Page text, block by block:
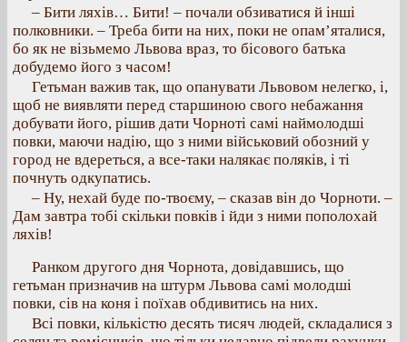
– Бити ляхів… Бити! – почали обзиватися й інші
полковники. – Треба бити на них, поки не опам’яталися,
бо як не візьмемо Львова враз, то бісового батька
добудемо його з часом!
Гетьман важив так, що опанувати Львовом нелегко, і,
щоб не виявляти перед старшиною свого небажання
добувати його, рішив дати Чорноті самі наймолодші
повки, маючи надію, що з ними військовий обозний у
город не вдереться, а все-таки налякає поляків, і ті
почнуть одкупатись.
– Ну, нехай буде по-твоєму, – сказав він до Чорноти. –
Дам завтра тобі скільки повків і йди з ними пополохай
ляхів!
Ранком другого дня Чорнота, довідавшись, що
гетьман призначив на штурм Львова самі молодші
повки, сів на коня і поїхав обдивитись на них.
Всі повки, кількістю десять тисяч людей, складалися з